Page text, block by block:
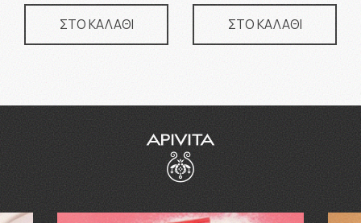
ΣΤΟ ΚΑΛΑΘΙ ΣΤΟ ΚΑΛΑΘΙ